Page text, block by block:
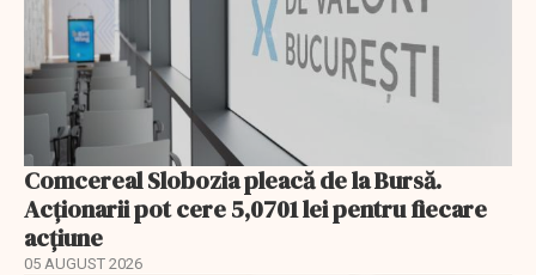
Comcereal Slobozia pleacă de la Bursă.
Acționarii pot cere 5,0701 lei pentru fiecare
acțiune
05 AUGUST 2026